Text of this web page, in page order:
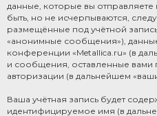
данные, которые вы
быть, но не исчерпываются,
размещённые под учётной
«анонимные сообщения»),
конференции «Metallica.ru» (в
и сообщения, оставленные вами
авторизации (в дальнейшем
Ваша учётная запись будет
идентифицируемое имя (в